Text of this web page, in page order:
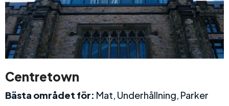
Centretown
Bästa området för: Mat, Underhållning, Parker